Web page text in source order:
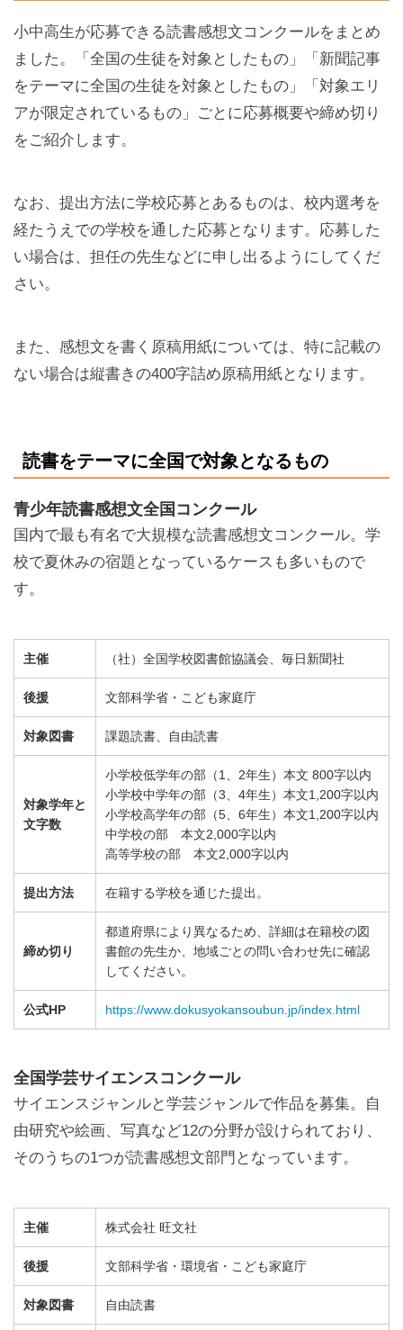
小中高生が応募できる読書感想文コンクールをまとめ
ました。「全国の生徒を対象としたもの」「新聞記事
をテーマに全国の生徒を対象としたもの」「対象エリ
アが限定されているもの」ごとに応募概要や締め切り
をご紹介します。
なお、提出方法に学校応募とあるものは、校内選考を
経たうえでの学校を通した応募となります。応募した
い場合は、担任の先生などに申し出るようにしてくだ
さい。
また、感想文を書く原稿用紙については、特に記載の
ない場合は縦書きの400字詰め原稿用紙となります。
読書をテーマに全国で対象となるもの
青少年読書感想文全国コンクール
国内で最も有名で大規模な読書感想文コンクール。学
校で夏休みの宿題となっているケースも多いもので
す。
主催 （社）全国学校図書館協議会、毎日新聞社
後援 文部科学省・こども家庭庁
対象図書 課題読書、自由読書
対象学年と
文字数
小学校低学年の部（1、2年生）本文 800字以内
小学校中学年の部（3、4年生）本文1,200字以内
小学校高学年の部（5、6年生）本文1,200字以内
中学校の部 本文2,000字以内
高等学校の部 本文2,000字以内
提出方法 在籍する学校を通じた提出。
締め切り
都道府県により異なるため、詳細は在籍校の図
書館の先生か、地域ごとの問い合わせ先に確認
してください。
公式HP https://www.dokusyokansoubun.jp/index.html
全国学芸サイエンスコンクール
サイエンスジャンルと学芸ジャンルで作品を募集。自
由研究や絵画、写真など12の分野が設けられており、
そのうちの1つが読書感想文部門となっています。
主催 株式会社 旺文社
後援 文部科学省・環境省・こども家庭庁
対象図書 自由読書